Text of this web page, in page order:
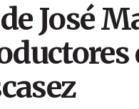
José